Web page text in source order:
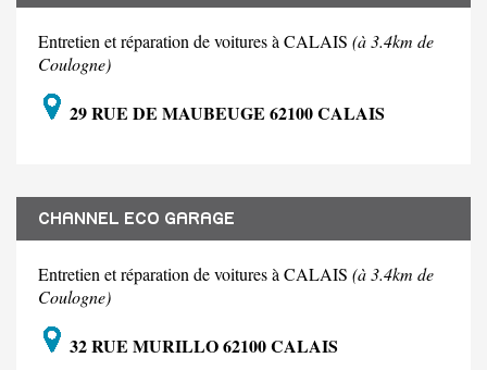
Entretien et réparation de voitures à CALAIS (à 3.4km de
Coulogne)
29 RUE DE MAUBEUGE 62100 CALAIS
CHANNEL ECO GARAGE
Entretien et réparation de voitures à CALAIS (à 3.4km de
Coulogne)
32 RUE MURILLO 62100 CALAIS